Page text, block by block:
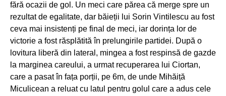
fără ocazii de gol. Un meci care părea că merge spre un
rezultat de egalitate, dar băieții lui Sorin Vintilescu au fost
ceva mai insistenți pe final de meci, iar dorința lor de
victorie a fost răsplătită în prelungirile partidei. După o
lovitura liberă din lateral, mingea a fost respinsă de gazde
la marginea careului, a urmat recuperarea lui Ciortan,
care a pasat în fața porții, pe 6m, de unde Mihăiță
Miculicean a reluat cu latul pentru golul care a adus cele